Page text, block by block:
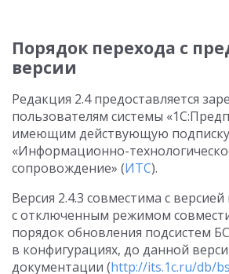
Порядок перехода с
версии
Редакция 2.4 предоставляется
пользователям системы
имеющим действующую
«Информационно-
сопровождение» (ИТС).
Версия 2.4.3 совместима с
с отключенным режимом
порядок обновления подсистем
в конфигурациях, до данной
документации (http://its.1c.ru/db/